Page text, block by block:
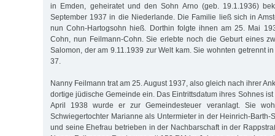
in Emden, geheiratet und den Sohn Arno (geb. 19.1.1936)
September 1937 in die Niederlande. Die Familie ließ sich in
nun Cohn-Hartogsohn hieß. Dorthin folgte ihnen am 25. Mai
Cohn, nun Feilmann-Cohn. Sie erlebte noch die Geburt eines
Salomon, der am 9.11.1939 zur Welt kam. Sie wohnten getrennt
37.
Nanny Feilmann trat am 25. August 1937, also gleich nach ihrer
dortige jüdische Gemeinde ein. Das Eintrittsdatum ihres Sohnes
April 1938 wurde er zur Gemeindesteuer veranlagt. Sie
Schwiegertochter Marianne als Untermieter in der Heinrich-Barth-
und seine Ehefrau betrieben in der Nachbarschaft in der